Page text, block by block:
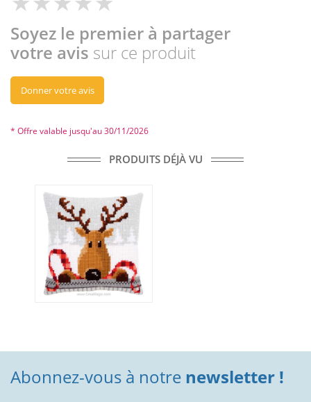
Soyez le premier à partager
votre avis sur ce produit
Donner votre avis
* Offre valable jusqu'au 30/11/2026
PRODUITS DÉJÀ VU
Abonnez-vous à notre newsletter !